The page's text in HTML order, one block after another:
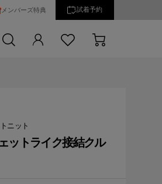
メンバーズ特典 試着予約
ニット
ットライク接結クル